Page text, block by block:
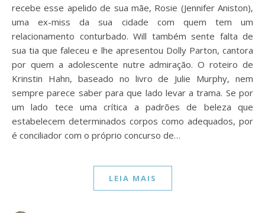
recebe esse apelido de sua mãe, Rosie (Jennifer Aniston),
uma ex-miss da sua cidade com quem tem um
relacionamento conturbado. Will também sente falta de
sua tia que faleceu e lhe apresentou Dolly Parton, cantora
por quem a adolescente nutre admiração. O roteiro de
Krinstin Hahn, baseado no livro de Julie Murphy, nem
sempre parece saber para que lado levar a trama. Se por
um lado tece uma crítica a padrões de beleza que
estabelecem determinados corpos como adequados, por
é conciliador com o próprio concurso de…
LEIA MAIS